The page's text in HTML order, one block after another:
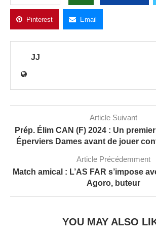
Pinterest Email
JJ
Article Suivant
Prép. Élim CAN (F) 2024 : Un
Éperviers Dames avant de jouer
Article Précédemment
Match amical : L’AS FAR s’impose
Agoro, buteur
YOU MAY ALSO